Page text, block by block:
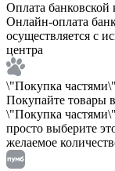
Оплата банковской
Онлайн-оплата
осуществляется с
центра
\"Покупка
Покупайте товары
\"Покупка
просто выберите
желаемое